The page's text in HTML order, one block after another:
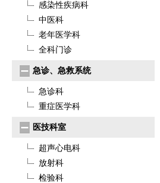
感染性疾病科
中医科
老年医学科
全科门诊
急诊、急救系统
急诊科
重症医学科
医技科室
超声心电科
放射科
检验科